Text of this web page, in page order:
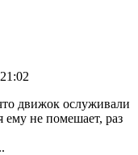
движок ослуживали
ему не помешает, раз